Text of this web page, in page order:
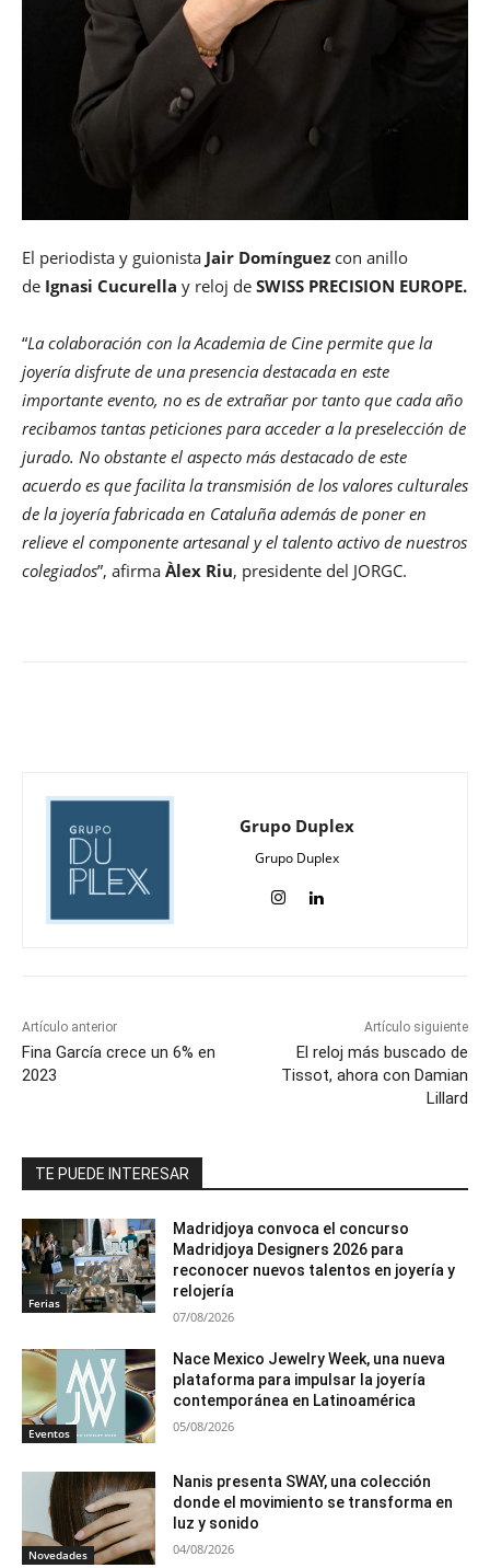
El periodista y guionista Jair Domínguez con anillo
de Ignasi Cucurella y reloj de SWISS PRECISION EUROPE.
“La colaboración con la Academia de Cine permite que la
joyería disfrute de una presencia destacada en este
importante evento, no es de extrañar por tanto que cada año
recibamos tantas peticiones para acceder a la preselección de
jurado. No obstante el aspecto más destacado de este
acuerdo es que facilita la transmisión de los valores culturales
de la joyería fabricada en Cataluña además de poner en
relieve el componente artesanal y el talento activo de nuestros
colegiados”, afirma Àlex Riu, presidente del JORGC.
Grupo Duplex
Grupo Duplex
Artículo anterior
Fina García crece un 6% en
2023
Artículo siguiente
El reloj más buscado de
Tissot, ahora con Damian
Lillard
TE PUEDE INTERESAR
Ferias
Madridjoya convoca el concurso
Madridjoya Designers 2026 para
reconocer nuevos talentos en joyería y
relojería
07/08/2026
Eventos
Nace Mexico Jewelry Week, una nueva
plataforma para impulsar la joyería
contemporánea en Latinoamérica
05/08/2026
Novedades
Nanis presenta SWAY, una colección
donde el movimiento se transforma en
luz y sonido
04/08/2026